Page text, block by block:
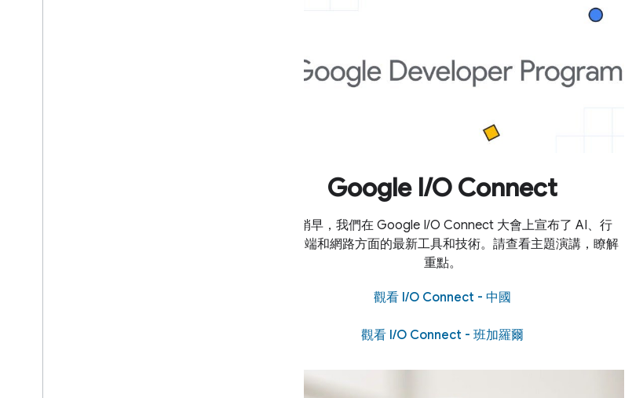
Google I/O Connect
本月稍早，我們在 Google I/O Connect 大會上宣布了 AI、行
動、雲端和網路方面的最新工具和技術。請查看主題演講，瞭解
重點。
觀看 I/O Connect - 中國
觀看 I/O Connect - 班加羅爾